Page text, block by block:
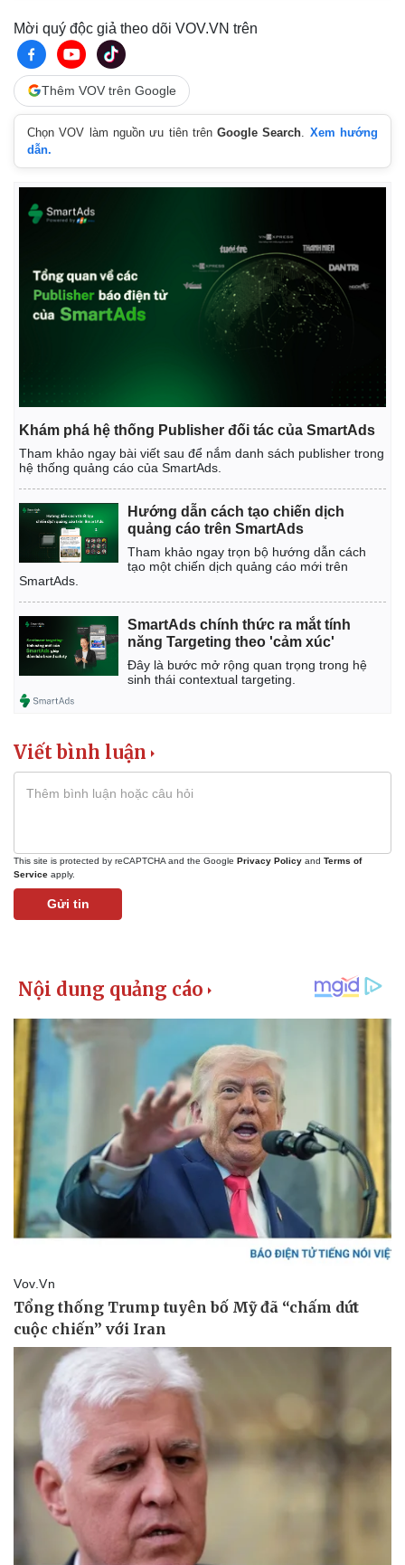
Kinh tế
Giá cà phê
Mời quý độc giả theo dõi VOV.VN trên
Thêm VOV trên Google
Chọn VOV làm nguồn ưu tiên trênGoogle Search
Xem hướng
dẫn.
Khám phá hệ thống Publisher đối tác của SmartAds
Tham khảo ngay bài viết sau để nắm danh sách publisher trong
hệ thống quảng cáo của SmartAds.
Hướng dẫn cách tạo chiến dịch
quảng cáo trên SmartAds
Tham khảo ngay trọn bộ hướng dẫn cách
tạo một chiến dịch quảng cáo mới trên
SmartAds.
SmartAds chính thức ra mắt tính
năng Targeting theo 'cảm xúc'
Đây là bước mở rộng quan trọng trong hệ
sinh thái contextual targeting.
Viết bình luận
This site is protected by reCAPTCHA and the Google Privacy Policy and Terms of
Service apply.
Gửi tin